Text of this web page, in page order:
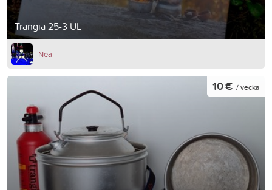
Trangia 25-3 UL
Nea
10 € / vecka